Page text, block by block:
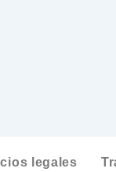
legales